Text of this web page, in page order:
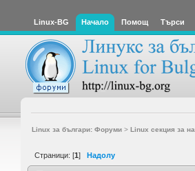
Linux-BG Начало Помощ Търси
Linux за българи: Форуми> Linux секция за
Страници: [1] Надолу